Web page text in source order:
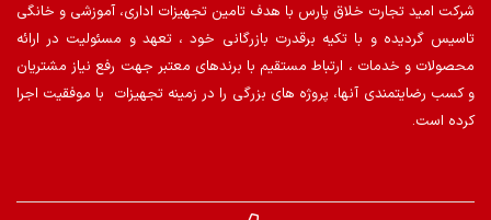
شرکت امید تجارت خلاق پارس با هدف تامین تجهیزات اداری، آموزشی و خانگی
تاسیس گردیده و با تکیه برقدرت بازرگانی خود ، تعهد و مسئولیت در ارائه
محصولات و خدمات ، ارتباط مستقیم با برندهای معتبر جهت رفع نیاز مشتریان
و کسب رضایتمندی آنها، پروژه های بزرگی را در زمینه تجهیزات با موفقیت اجرا
کرده است.